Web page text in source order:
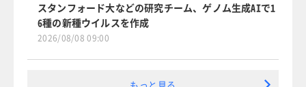
スタンフォード大などの研究チーム、ゲノム生成AIで1
6種の新種ウイルスを作成
2026/08/08 09:00